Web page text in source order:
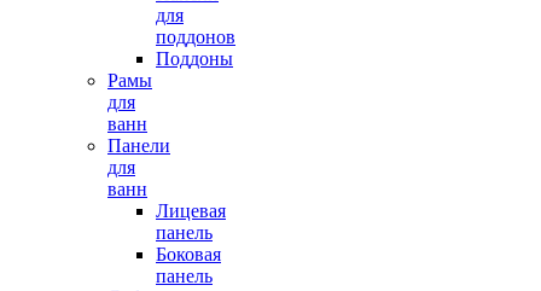
для
поддонов
Поддоны
Рамы
для
ванн
Панели
для
ванн
Лицевая
панель
Боковая
панель